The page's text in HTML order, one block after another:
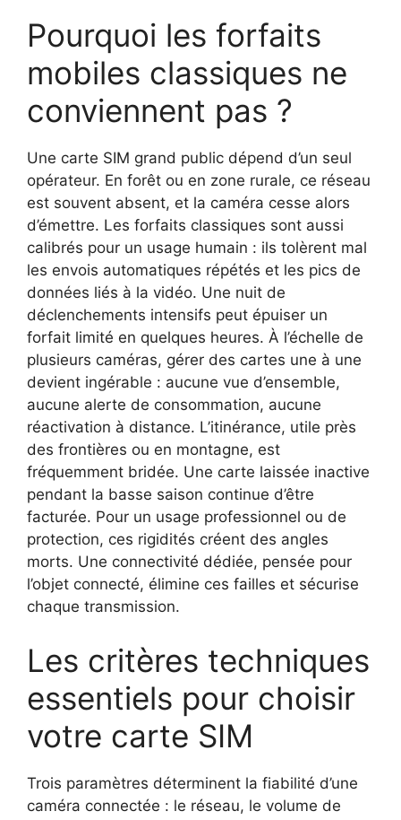
Pourquoi les forfaits
mobiles classiques ne
conviennent pas ?
Une carte SIM grand public dépend d’un seul
opérateur. En forêt ou en zone rurale, ce réseau
est souvent absent, et la caméra cesse alors
d’émettre. Les forfaits classiques sont aussi
calibrés pour un usage humain : ils tolèrent mal
les envois automatiques répétés et les pics de
données liés à la vidéo. Une nuit de
déclenchements intensifs peut épuiser un
forfait limité en quelques heures. À l’échelle de
plusieurs caméras, gérer des cartes une à une
devient ingérable : aucune vue d’ensemble,
aucune alerte de consommation, aucune
réactivation à distance. L’itinérance, utile près
des frontières ou en montagne, est
fréquemment bridée. Une carte laissée inactive
pendant la basse saison continue d’être
facturée. Pour un usage professionnel ou de
protection, ces rigidités créent des angles
morts. Une connectivité dédiée, pensée pour
l’objet connecté, élimine ces failles et sécurise
chaque transmission.
Les critères techniques
essentiels pour choisir
votre carte SIM
Trois paramètres déterminent la fiabilité d’une
caméra connectée : le réseau, le volume de